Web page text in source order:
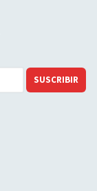
SUSCRIBIR